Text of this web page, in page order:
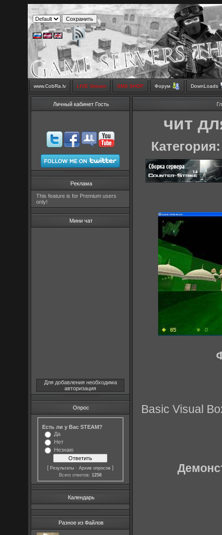
www.CobRa.lv LIVE Stream SMS SHOP Форум DownLoads
Личный кабинет Гость
Реклама
This feature is for Premium users
only!
Мини чат
Для добавления необходима
авторизация
Опрос
Есть ли у Вас STEAM?
Да
Нет
Незнаю
[Результаты ·Архив опросов ]
Всего ответов:1258
Календарь
Разное из Файлов
чит
Basic Visual